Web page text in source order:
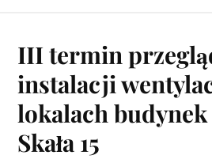
III termin
instalacji
lokalach
Skała 15